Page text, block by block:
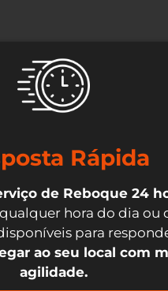
Rápida
de Reboque 24
hora do dia ou
para
ao seu local com
agilidade.